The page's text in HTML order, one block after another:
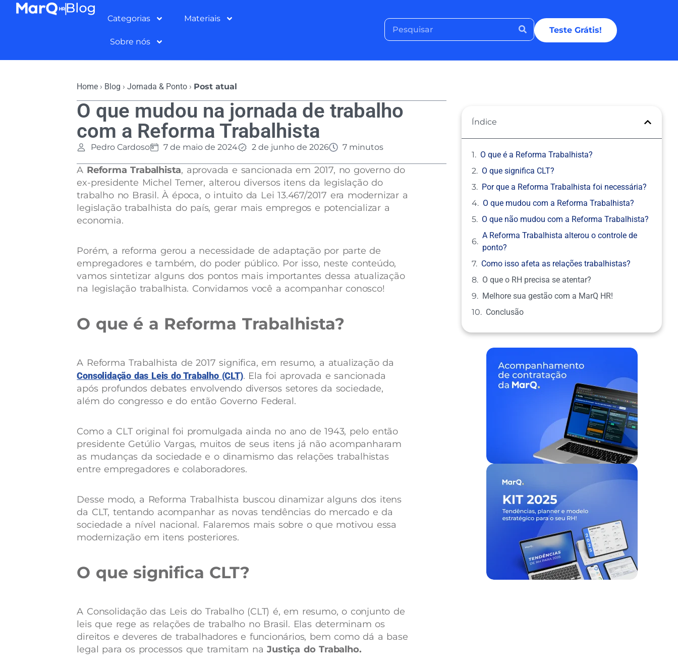
Categorias Materiais
Sobre nós
Teste Grátis!
Índice
O que é a Reforma Trabalhista?
O que significa CLT?
Por que a Reforma Trabalhista foi necessária?
O que mudou com a Reforma Trabalhista?
O que não mudou com a Reforma Trabalhista?
A Reforma Trabalhista alterou o controle de
ponto?
Como isso afeta as relações trabalhistas?
O que o RH precisa se atentar?
Melhore sua gestão com a MarQ HR!
Conclusão
Home › Blog ›Jornada & Ponto › Post atual
O que mudou na jornada de trabalho
com a Reforma Trabalhista
Pedro Cardoso 7 de maio de 2024 2 de junho de 2026 7 minutos
A Reforma Trabalhista, aprovada e sancionada em 2017, no governo do
ex-presidente Michel Temer, alterou diversos itens da legislação do
trabalho no Brasil. À época, o intuito da Lei 13.467/2017 era modernizar a
legislação trabalhista do país, gerar mais empregos e potencializar a
economia.
Porém, a reforma gerou a necessidade de adaptação por parte de
empregadores e também, do poder público. Por isso, neste conteúdo,
vamos sintetizar alguns dos pontos mais importantes dessa atualização
na legislação trabalhista. Convidamos você a acompanhar conosco!
O que é a Reforma Trabalhista?
A Reforma Trabalhista de 2017 significa, em resumo, a atualização da
Consolidação das Leis do Trabalho (CLT). Ela foi aprovada e sancionada
após profundos debates envolvendo diversos setores da sociedade,
além do congresso e do então Governo Federal.
Como a CLT original foi promulgada ainda no ano de 1943, pelo então
presidente Getúlio Vargas, muitos de seus itens já não acompanharam
as mudanças da sociedade e o dinamismo das relações trabalhistas
entre empregadores e colaboradores.
Desse modo, a Reforma Trabalhista buscou dinamizar alguns dos itens
da CLT, tentando acompanhar as novas tendências do mercado e da
sociedade a nível nacional. Falaremos mais sobre o que motivou essa
modernização em itens posteriores.
O que significa CLT?
A Consolidação das Leis do Trabalho (CLT) é, em resumo, o conjunto de
leis que rege as relações de trabalho no Brasil. Elas determinam os
direitos e deveres de trabalhadores e funcionários, bem como dá a base
legal para os processos que tramitam naJustiça do Trabalho.